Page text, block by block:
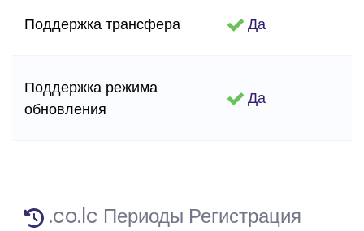
Поддержка трансфера Да
Поддержка режима
обновления
Да
.co.lc Периоды Регистрация